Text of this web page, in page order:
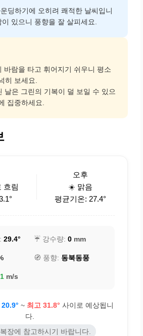
딩하기에 오히려 쾌적한 날씨입니
있으니 풍향을 잘 살피세요.
바람을 타고 휘어지기 쉬우니 평소
히 보세요.
은 그린의 기복이 덜 보일 수 있으
집중하세요.
흐림
오후
☀️ 맑음
평균기온: 27.4°
29.4° ☔ 강수량: 0 mm
🧭 풍향: 동북동풍
m/s
~ 최고 31.8° 사이로 예상됩니
다.
장에 참고하시기 바랍니다.